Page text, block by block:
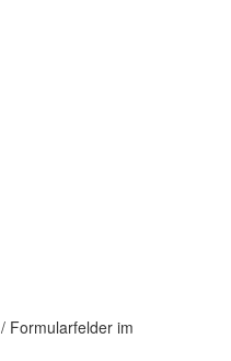
/ Formularfelder im